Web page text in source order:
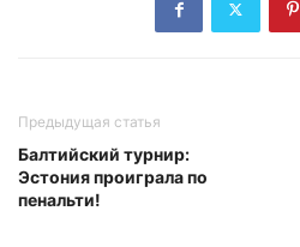
Предыдущая статья
Балтийский турнир:
Эстония проиграла по
пенальти!